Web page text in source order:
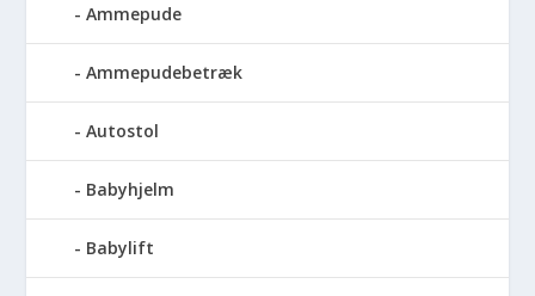
Ammepude
Ammepudebetræk
Autostol
Babyhjelm
Babylift